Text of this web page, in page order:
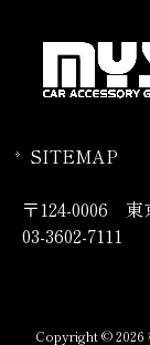
SITEMAP
〒124-0006 東
03-3602-7111
Copyright © 2026